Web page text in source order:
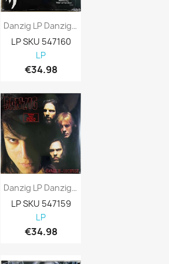
Danzig LP Danzig Vinyl LP
LP SKU 547160
LP
€34.98
Danzig LP Danzig II - Lucifuge Vinyl LP
LP SKU 547159
LP
€34.98